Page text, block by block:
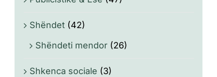
Shëndet (42)
Shëndeti mendor (26)
Shkenca sociale (3)